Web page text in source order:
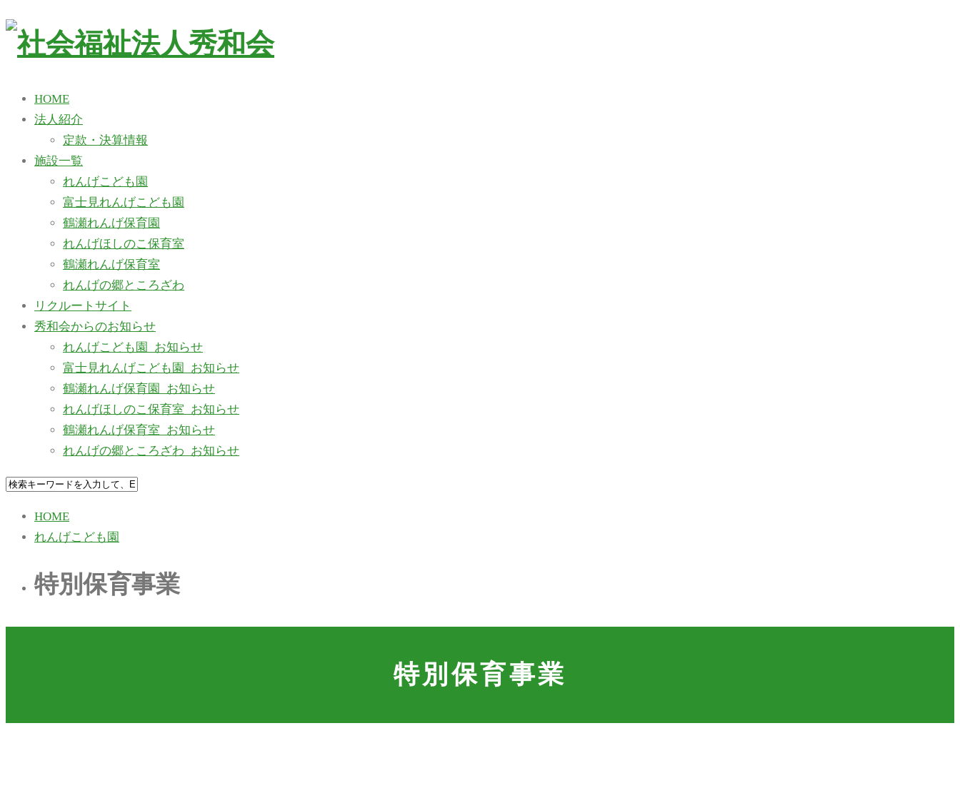
HOME
法人紹介
定款・決算情報
施設一覧
れんげこども園
富士見れんげこども園
鶴瀬れんげ保育園
れんげほしのこ保育室
鶴瀬れんげ保育室
れんげの郷ところざわ
リクルートサイト
秀和会からのお知らせ
れんげこども園_お知らせ
富士見れんげこども園_お知らせ
鶴瀬れんげ保育園_お知らせ
れんげほしのこ保育室_お知らせ
鶴瀬れんげ保育室_お知らせ
れんげの郷ところざわ_お知らせ
HOME
れんげこども園
特別保育事業
特別保育事業